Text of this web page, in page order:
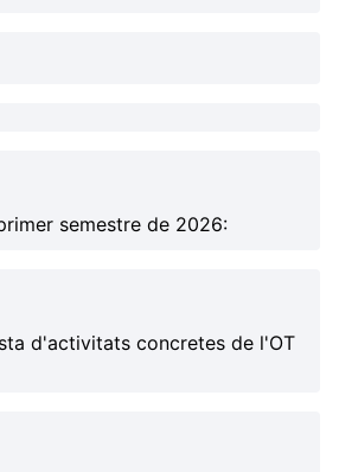
semestre de 2026:
d'activitats concretes de l'OT